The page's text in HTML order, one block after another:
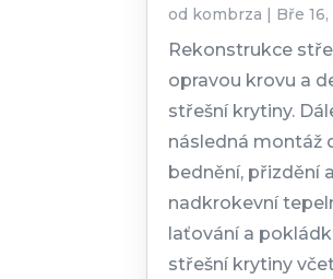
od kombrza | Bře
Rekonstrukce
opravou krovu a
střešní krytiny.
následná montáž
bednění, přizdění
nadkrokevní
laťování a
střešní krytiny